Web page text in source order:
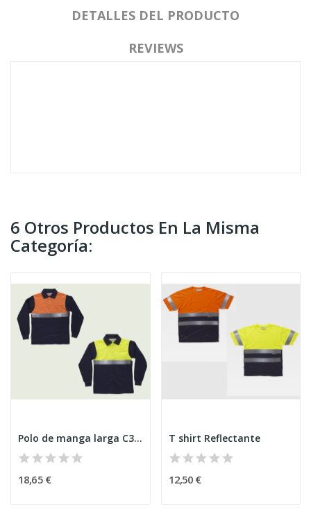
DETALLES DEL PRODUCTO
REVIEWS
6 Otros Productos En La Misma
Categoría:
Polo de manga larga C3843
18,65 €
T shirt Reflectante
12,50 €